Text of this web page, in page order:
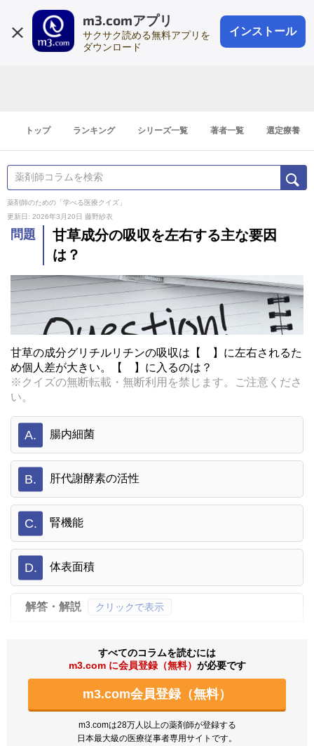
m3.comアプリ
サクサク読める無料アプリを
ダウンロード
インストール
会員登録
登録1分
トップ ランキング シリーズ一覧 著者一覧 選定療養
薬剤師のための「学べる医療クイズ」
更新日: 2026年3月20日
藤野紗衣
問題
甘草成分の吸収を左右する主な要因
は？
甘草の成分グリチルリチンの吸収は【 】に左右されるた
め個人差が大きい。【 】に入るのは？
※クイズの無断転載・無断利用を禁じます。ご注意くださ
い。
A. 腸内細菌
B. 肝代謝酵素の活性
C. 腎機能
D. 体表面積
解答・解説 クリックで表示
すべてのコラムを読むには
m3.com に会員登録（無料） が必要です
m3.com会員登録（無料）
m3.comは28万人以上の薬剤師が登録する
日本最大級の医療従事者専用サイトです。